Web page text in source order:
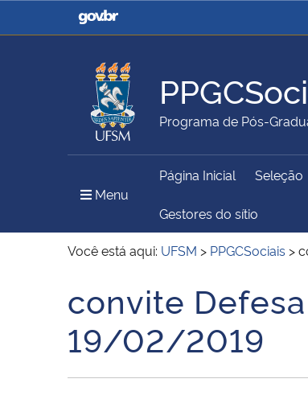
Casa Civil
Ministério da
Ministério da Agricultura,
Pecuária e Abastecimento
Ministério da
Ministério do Meio Ambiente Ministério do
Institucional
Programa de Pós-
Menu
Página Inicial Seleção
Gestores do sítio
Você está aqui: UFSM > PPGCSociais >
Início do conteúdo
convite
19/02/2019